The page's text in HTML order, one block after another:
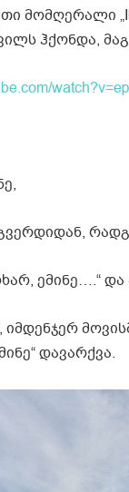
მომღერალი
ჰქონდა,
ემინე….“ და
იმდენჯერ
დავარქვა.